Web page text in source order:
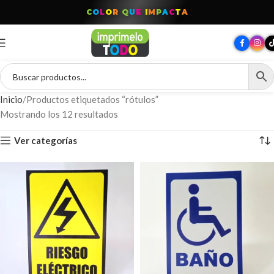
COLOR QU E IM PACTA
Inicio Productos etiquetados “rótulos”
Mostrando los 12 resultados
Ver categorías